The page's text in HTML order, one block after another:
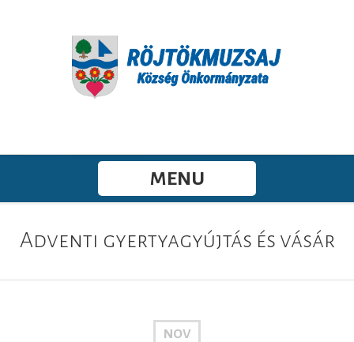
MENU
Adventi gyertyagyújtás és vásár
NOV